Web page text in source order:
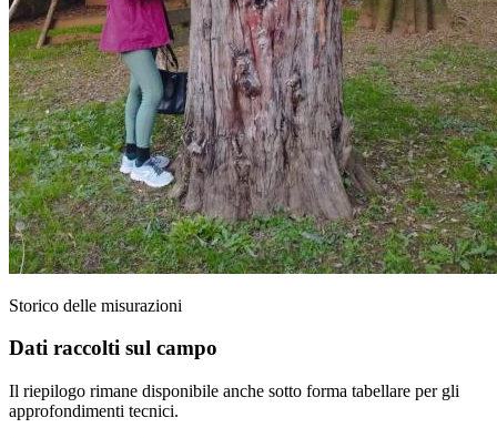
Storico delle misurazioni
Dati raccolti sul campo
Il riepilogo rimane disponibile anche sotto forma tabellare per gli
approfondimenti tecnici.